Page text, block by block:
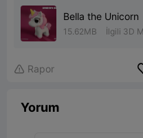
Bella the Unicorn
15.62MB İlgili 3D
 Rapor
Yorum